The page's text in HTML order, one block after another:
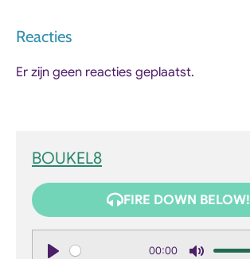
Reacties
Er zijn geen reacties geplaatst.
BOUKEL8
FIRE DOWN BELOW!
00:00